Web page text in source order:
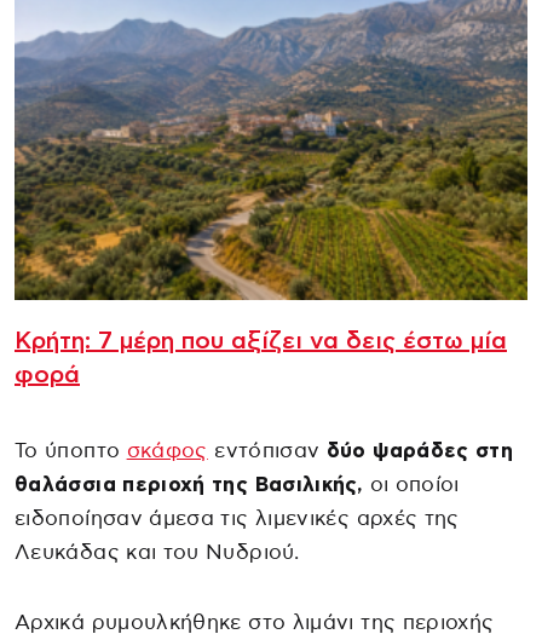
Κρήτη: 7 μέρη που αξίζει να δεις έστω μία
φορά
Το ύποπτο σκάφος εντόπισαν δύο ψαράδες στη
θαλάσσια περιοχή της Βασιλικής, οι οποίοι
ειδοποίησαν άμεσα τις λιμενικές αρχές της
Λευκάδας και του Νυδριού.
Αρχικά ρυμουλκήθηκε στο λιμάνι της περιοχής